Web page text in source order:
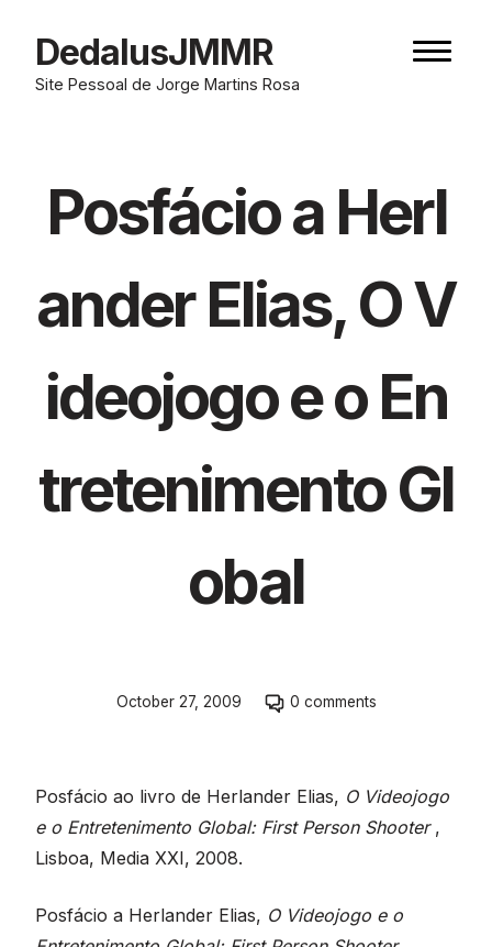
contentDedalusJMMR
Site Pessoal de Jorge Martins Rosa
Posfácio a Herl
ander Elias, O V
ideojogo e o En
tretenimento Gl
obal
October 27, 2009 0 commentsSkip
Posfácio ao livro de Herlander Elias, O Videojogo
e o Entretenimento Global: First Person Shooter ,
Lisboa, Media XXI, 2008.
Posfácio a Herlander Elias, O Videojogo e o